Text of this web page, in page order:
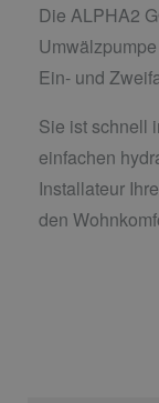
Die ALPHA2
Ein- und
Sie ist schnell
einfachen
Installateur
den